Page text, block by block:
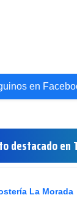
en
destacado en
La Morada